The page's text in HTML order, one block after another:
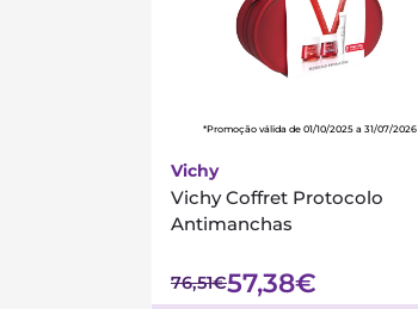
*Promoção válida de 01/10/2025 a 31/07/2026
Vichy
Vichy Coffret Protocolo
Antimanchas
76,51€57,38€